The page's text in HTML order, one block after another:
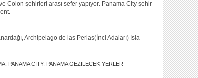
Colon şehirleri arası sefer yapıyor. Panama City şehir
Archipelago de las Perlas(İnci Adaları) Isla
PANAMA CITY, PANAMA GEZILECEK YERLER